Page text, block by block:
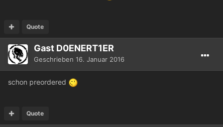
Quote
Gast D0ENERT1ER
Geschrieben 16. Januar 2016
schon preordered
Quote